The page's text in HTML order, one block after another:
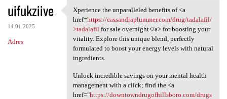
uifukziive
14.01.2025
Adres
Xperience the unparalleled
Xperience the unparalleled benefits of <a
href=https://cassandraplummer.com/drug/tadalafil/
>tadalafil for sale overnight</a> for boosting your
vitality. Explore this unique blend, perfectly
formulated to boost your energy levels with natural
ingredients.
Unlock incredible savings on your mental health
management with a click; find the <a
href="https://downtowndrugofhillsboro.com/drugs